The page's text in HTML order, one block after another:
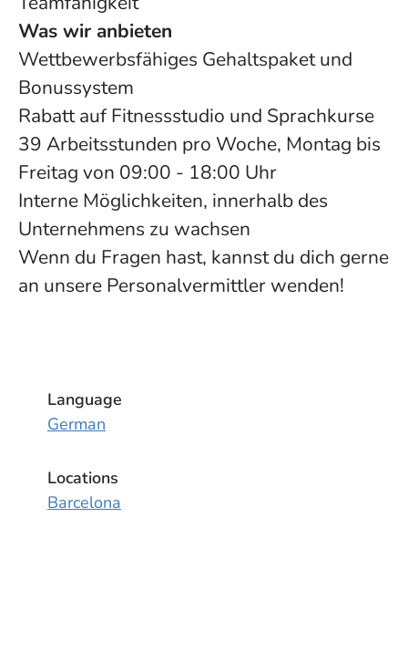
Was wir anbieten
Wettbewerbsfähiges Gehaltspaket und
Bonussystem
Rabatt auf Fitnessstudio und Sprachkurse
39 Arbeitsstunden pro Woche, Montag bis
Freitag von 09:00 - 18:00 Uhr
Interne Möglichkeiten, innerhalb des
Unternehmens zu wachsen
Wenn du Fragen hast, kannst du dich gerne
an unsere Personalvermittler wenden!
Language
German
Locations
Barcelona